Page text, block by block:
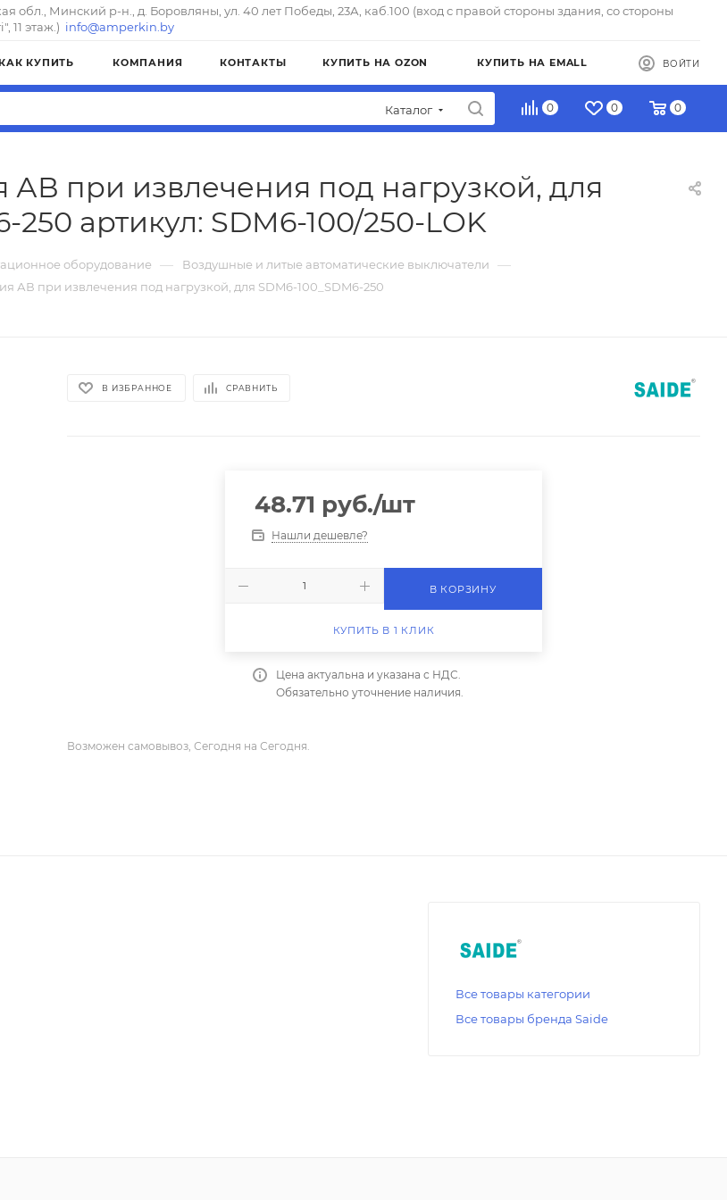
обл., Минский р-н., д. Боровляны, ул. 40 лет Победы, 23А, каб.100 (вход с правой стороны здания, со стороны
11 этаж.) info@amperkin.by
КАК КУПИТЬ КОМПАНИЯ КОНТАКТЫ КУПИТЬ НА OZON КУПИТЬ НА EMALL ВОЙТИ
Каталог 0 0 0
АВ при извлечения под нагрузкой, для
250 артикул: SDM6-100/250-LOK
оборудование — Воздушные и литые автоматические выключатели —
АВ при извлечения под нагрузкой, для SDM6-100_SDM6-250
В ИЗБРАННОЕ СРАВНИТЬ
48.71 руб./шт
Нашли дешевле?
В КОРЗИНУ
КУПИТЬ В 1 КЛИК
Цена актуальна и указана с НДС.
Обязательно уточнение наличия.
Возможен самовывоз, Сегодня на Сегодня.
Все товары категории
Все товары бренда Saide